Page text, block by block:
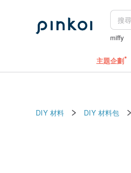
miffy
主題企劃
DIY 材料 DIY 材料包